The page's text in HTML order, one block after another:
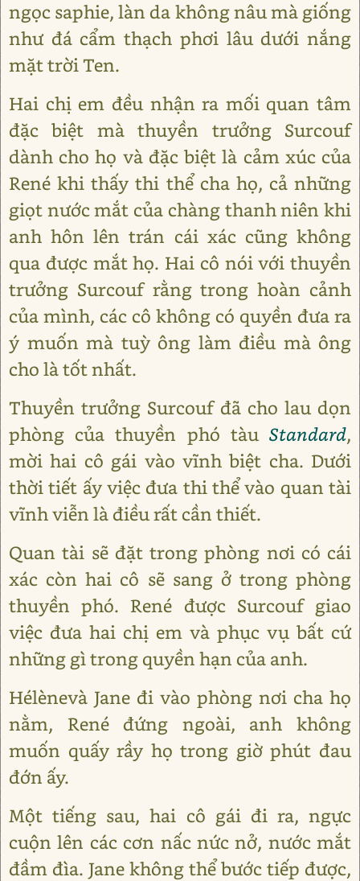
ngọc saphie, làn da không nâu mà giống
như đá cẩm thạch phơi lâu dưới nắng
mặt trời Ten.
Hai chị em đều nhận ra mối quan tâm
đặc biệt mà thuyền trưởng Surcouf
dành cho họ và đặc biệt là cảm xúc của
René khi thấy thi thể cha họ, cả những
giọt nước mắt của chàng thanh niên khi
anh hôn lên trán cái xác cũng không
qua được mắt họ. Hai cô nói với thuyền
trưởng Surcouf rằng trong hoàn cảnh
của mình, các cô không có quyền đưa ra
ý muốn mà tuỳ ông làm điều mà ông
cho là tốt nhất.
Thuyền trưởng Surcouf đã cho lau dọn
phòng của thuyền phó tàu Standard,
mời hai cô gái vào vĩnh biệt cha. Dưới
thời tiết ấy việc đưa thi thể vào quan tài
vĩnh viễn là điều rất cần thiết.
Quan tài sẽ đặt trong phòng nơi có cái
xác còn hai cô sẽ sang ở trong phòng
thuyền phó. René được Surcouf giao
việc đưa hai chị em và phục vụ bất cứ
những gì trong quyền hạn của anh.
Hélènevà Jane đi vào phòng nơi cha họ
nằm, René đứng ngoài, anh không
muốn quấy rầy họ trong giờ phút đau
đớn ấy.
Một tiếng sau, hai cô gái đi ra, ngực
cuộn lên các cơn nấc nức nở, nước mắt
đầm đìa. Jane không thể bước tiếp được,